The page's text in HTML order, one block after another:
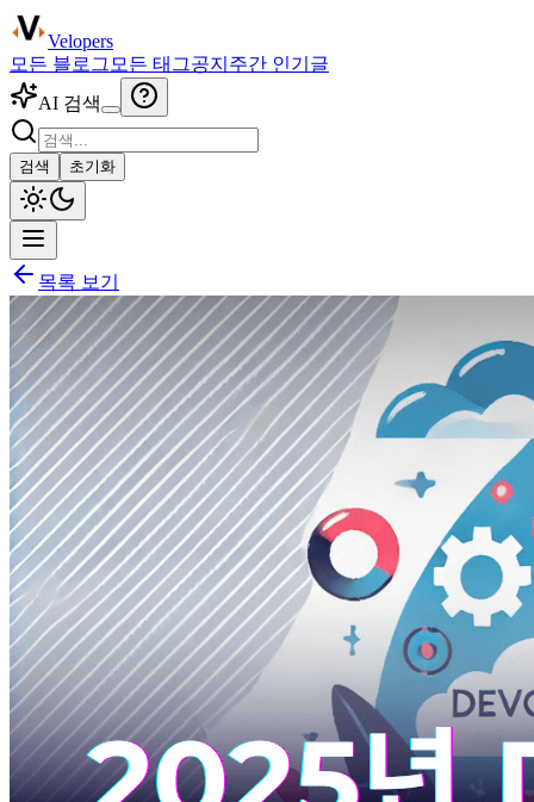
Velopers
모든 블로그 모든 태그공지 주간 인기글
AI 검색
검색 초기화
목록 보기